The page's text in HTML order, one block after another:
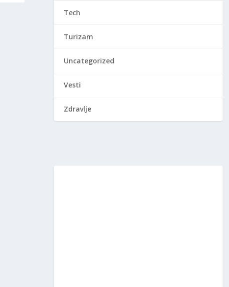
Tech
Turizam
Uncategorized
Vesti
Zdravlje